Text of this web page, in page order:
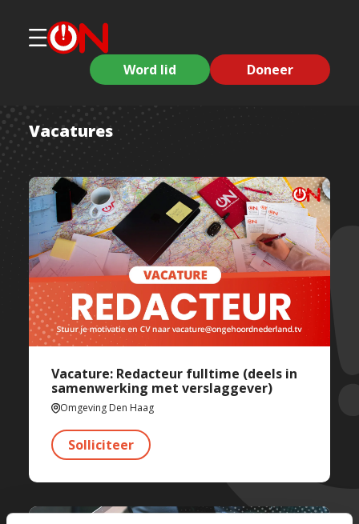
Word lid Doneer
Vacatures
Vacature: Redacteur fulltime (deels in
samenwerking met verslaggever)
Omgeving Den Haag
Solliciteer